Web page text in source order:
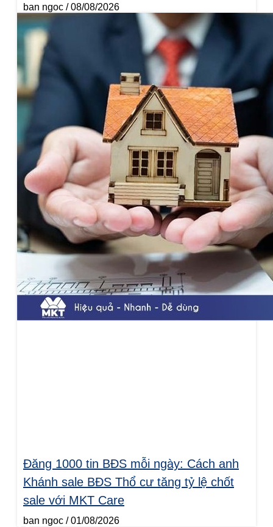
ban ngoc 08/08/2026
Đăng 1000 tin BĐS mỗi ngày: Cách anh
Khánh sale BĐS Thổ cư tăng tỷ lệ chốt
sale với MKT Care
ban ngoc 01/08/2026